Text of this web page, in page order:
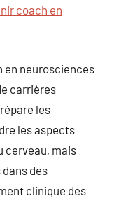
coach en
en neurosciences
carrières
les
les aspects
cerveau, mais
des
clinique des